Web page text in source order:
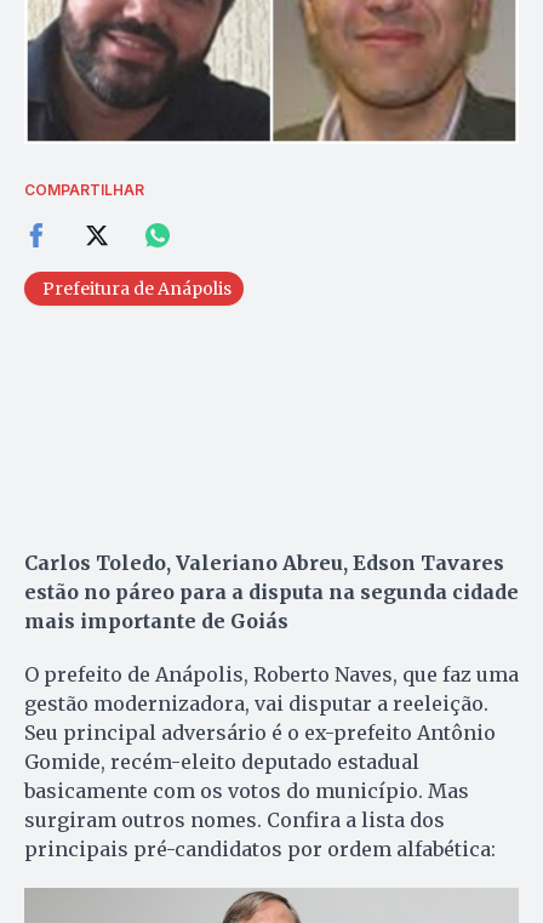
COMPARTILHAR
Prefeitura de Anápolis
Carlos Toledo, Valeriano Abreu, Edson Tavares
estão no páreo para a disputa na segunda cidade
mais importante de Goiás
O prefeito de Anápolis, Roberto Naves, que faz uma
gestão modernizadora, vai disputar a reeleição.
Seu principal adversário é o ex-prefeito Antônio
Gomide, recém-eleito deputado estadual
basicamente com os votos do município. Mas
surgiram outros nomes. Confira a lista dos
principais pré-candidatos por ordem alfabética: